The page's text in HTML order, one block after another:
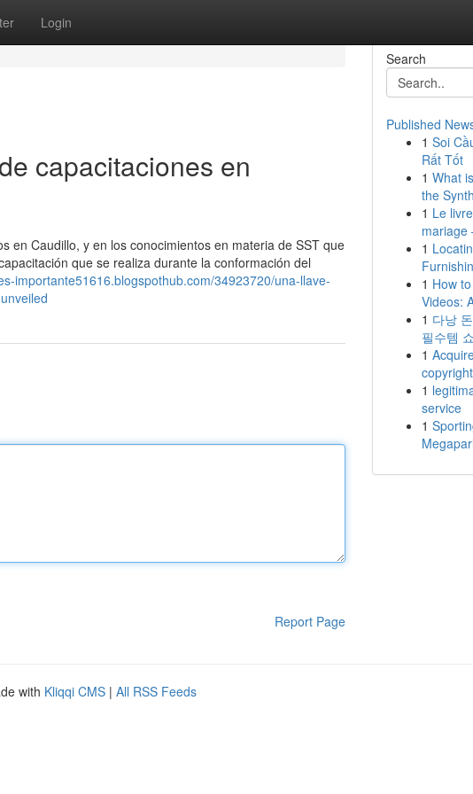
Login
capacitaciones en
en Caudillo, y en los conocimientos en materia de SST que
que se realiza durante la conformación del
importante51616.blogspothub.com/34923720/una-llave-
Report Page
Search
Published
1 Soi
Rất Tốt
1 What
the
1 Le
1
1 How
Videos:
1 다낭
필수템
1
1
service
1
with Kliqqi CMS | All RSS Feeds